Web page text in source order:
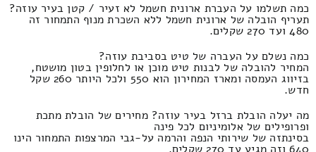
כמה תשלמו על העברת ארונית חשמל לא זעיר / קטן בעיר עוזה?
תעריף הובלה של ארונית חשמל ללא השכרת מנוף התמחור זה
480 ועד 270 שקלים.
כמה נשלם על העברה של טיט בסביבת עוזה?
המחיר להובלה של לבנות טיט מוכן או לחלופין בטון מושטח,
בזיווג העמסה ומארז המחירון הוא 550 ולכל היותר 260 שקל
חדש.
מה יעלה הובלת ברזל בעיר עוזה? מחירים של הובלת מתכת
ופרופילים של אלומיניום לכל פינה
בסינתזה של שירותי הנפה והרמה על-גבי המרצפות התמחור הינו